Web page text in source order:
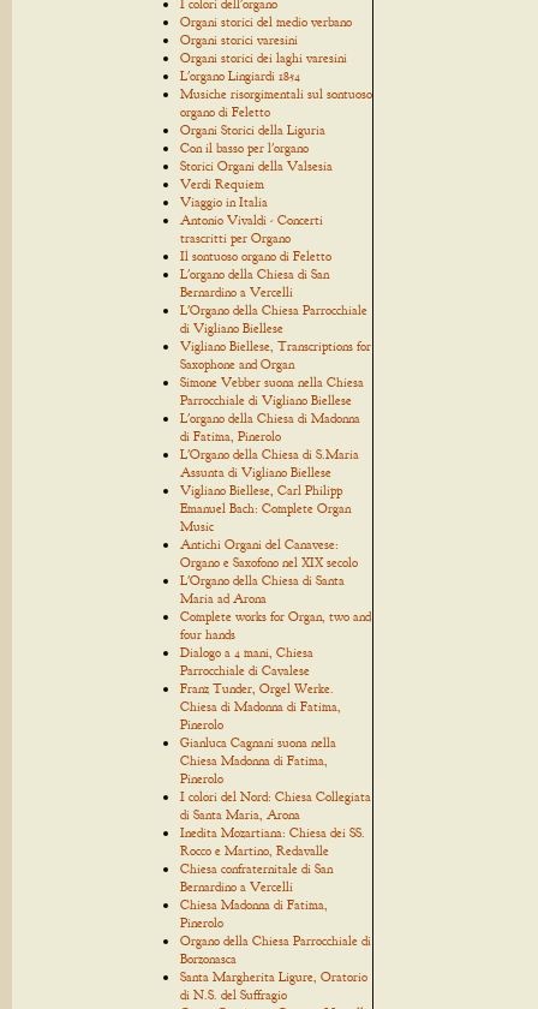
I colori dell'organo
Organi storici del medio verbano
Organi storici varesini
Organi storici dei laghi varesini
L'organo Lingiardi 1854
Musiche risorgimentali sul sontuoso
organo di Feletto
Organi Storici della Liguria
Con il basso per l'organo
Storici Organi della Valsesia
Verdi Requiem
Viaggio in Italia
Antonio Vivaldi - Concerti
trascritti per Organo
Il sontuoso organo di Feletto
L'organo della Chiesa di San
Bernardino a Vercelli
L'Organo della Chiesa Parrocchiale
di Vigliano Biellese
Vigliano Biellese, Transcriptions for
Saxophone and Organ
Simone Vebber suona nella Chiesa
Parrocchiale di Vigliano Biellese
L'organo della Chiesa di Madonna
di Fatima, Pinerolo
L'Organo della Chiesa di S.Maria
Assunta di Vigliano Biellese
Vigliano Biellese, Carl Philipp
Emanuel Bach: Complete Organ
Music
Antichi Organi del Canavese:
Organo e Saxofono nel XIX secolo
L'Organo della Chiesa di Santa
Maria ad Arona
Complete works for Organ, two and
four hands
Dialogo a 4 mani, Chiesa
Parrocchiale di Cavalese
Franz Tunder, Orgel Werke.
Chiesa di Madonna di Fatima,
Pinerolo
Gianluca Cagnani suona nella
Chiesa Madonna di Fatima,
Pinerolo
I colori del Nord: Chiesa Collegiata
di Santa Maria, Arona
Inedita Mozartiana: Chiesa dei SS.
Rocco e Martino, Redavalle
Chiesa confraternitale di San
Bernardino a Vercelli
Chiesa Madonna di Fatima,
Pinerolo
Organo della Chiesa Parrocchiale di
Borzonasca
Santa Margherita Ligure, Oratorio
di N.S. del Suffragio